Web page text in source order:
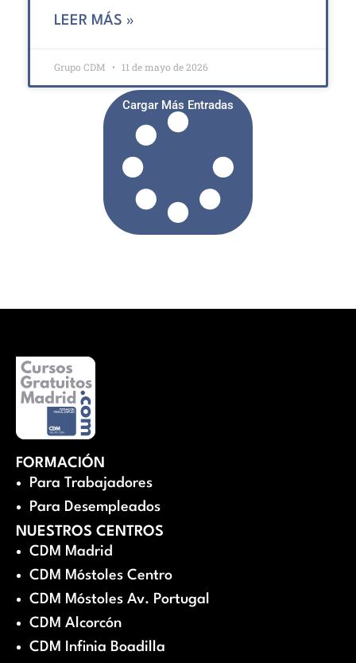
LEER MÁS »
Grupo CDM 11 de mayo de 2026
Cargar Más Entradas
FORMACIÓN
Para Trabajadores
Para Desempleados
NUESTROS CENTROS
CDM Madrid
CDM Móstoles Centro
CDM Móstoles Av. Portugal
CDM Alcorcón
CDM Infinia Boadilla